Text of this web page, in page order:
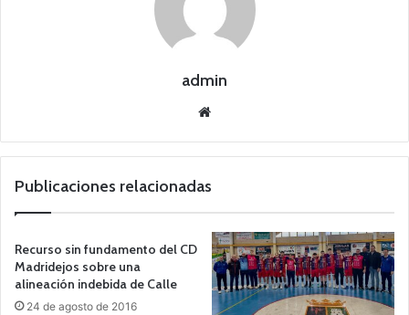
admin
we
Publicaciones relacionadas
Recurso sin fundamento del CD
Madridejos sobre una
alineación indebida de Calle
24 de agosto de 2016